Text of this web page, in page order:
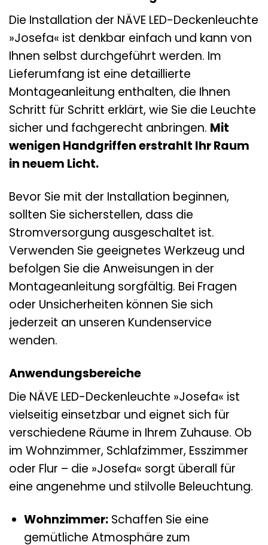
Die Installation der NÄVE LED-Deckenleuchte
»Josefa« ist denkbar einfach und kann von
Ihnen selbst durchgeführt werden. Im
Lieferumfang ist eine detaillierte
Montageanleitung enthalten, die Ihnen
Schritt für Schritt erklärt, wie Sie die Leuchte
sicher und fachgerecht anbringen. Mit
wenigen Handgriffen erstrahlt Ihr Raum
in neuem Licht.
Bevor Sie mit der Installation beginnen,
sollten Sie sicherstellen, dass die
Stromversorgung ausgeschaltet ist.
Verwenden Sie geeignetes Werkzeug und
befolgen Sie die Anweisungen in der
Montageanleitung sorgfältig. Bei Fragen
oder Unsicherheiten können Sie sich
jederzeit an unseren Kundenservice
wenden.
Anwendungsbereiche
Die NÄVE LED-Deckenleuchte »Josefa« ist
vielseitig einsetzbar und eignet sich für
verschiedene Räume in Ihrem Zuhause. Ob
im Wohnzimmer, Schlafzimmer, Esszimmer
oder Flur – die »Josefa« sorgt überall für
eine angenehme und stilvolle Beleuchtung.
Wohnzimmer:Schaffen Sie eine
gemütliche Atmosphäre zum